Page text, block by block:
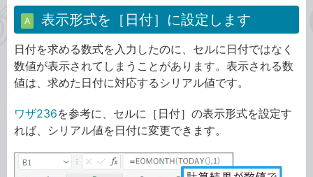
A 表示形式を［日付］に設定します
日付を求める数式を入力したのに、セルに日付ではなく
数値が表示されてしまうことがあります。表示される数
値は、求めた日付に対応するシリアル値です。
ワザ236を参考に、セルに［日付］の表示形式を設定す
れば、シリアル値を日付に変更できます。